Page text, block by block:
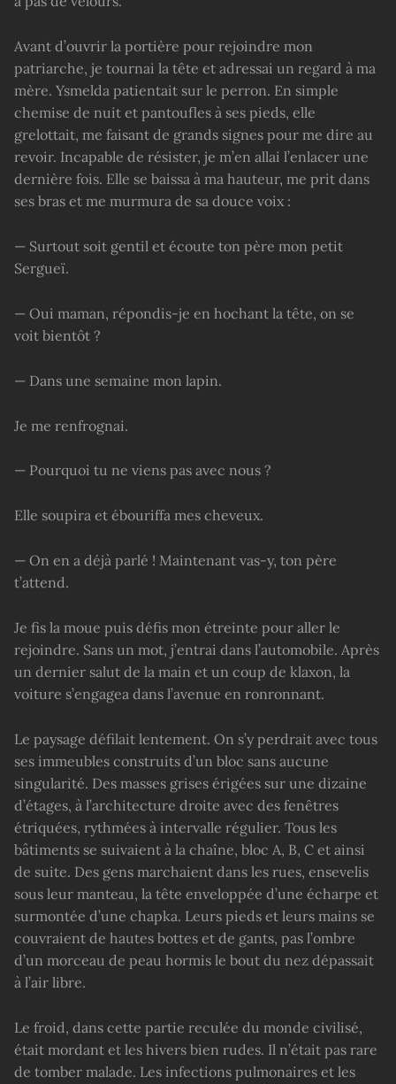
Avant d’ouvrir la portière pour rejoindre mon
patriarche, je tournai la tête et adressai un regard à ma
mère. Ysmelda patientait sur le perron. En simple
chemise de nuit et pantoufles à ses pieds, elle
grelottait, me faisant de grands signes pour me dire au
revoir. Incapable de résister, je m’en allai l’enlacer une
dernière fois. Elle se baissa à ma hauteur, me prit dans
ses bras et me murmura de sa douce voix :
— Surtout soit gentil et écoute ton père mon petit
Sergueï.
— Oui maman, répondis-je en hochant la tête, on se
voit bientôt ?
— Dans une semaine mon lapin.
Je me renfrognai.
— Pourquoi tu ne viens pas avec nous ?
Elle soupira et ébouriffa mes cheveux.
— On en a déjà parlé ! Maintenant vas-y, ton père
t’attend.
Je fis la moue puis défis mon étreinte pour aller le
rejoindre. Sans un mot, j’entrai dans l’automobile. Après
un dernier salut de la main et un coup de klaxon, la
voiture s’engagea dans l’avenue en ronronnant.
Le paysage défilait lentement. On s’y perdrait avec tous
ses immeubles construits d’un bloc sans aucune
singularité. Des masses grises érigées sur une dizaine
d’étages, à l’architecture droite avec des fenêtres
étriquées, rythmées à intervalle régulier. Tous les
bâtiments se suivaient à la chaîne, bloc A, B, C et ainsi
de suite. Des gens marchaient dans les rues, ensevelis
sous leur manteau, la tête enveloppée d’une écharpe et
surmontée d’une chapka. Leurs pieds et leurs mains se
couvraient de hautes bottes et de gants, pas l’ombre
d’un morceau de peau hormis le bout du nez dépassait
à l’air libre.
Le froid, dans cette partie reculée du monde civilisé,
était mordant et les hivers bien rudes. Il n’était pas rare
de tomber malade. Les infections pulmonaires et les